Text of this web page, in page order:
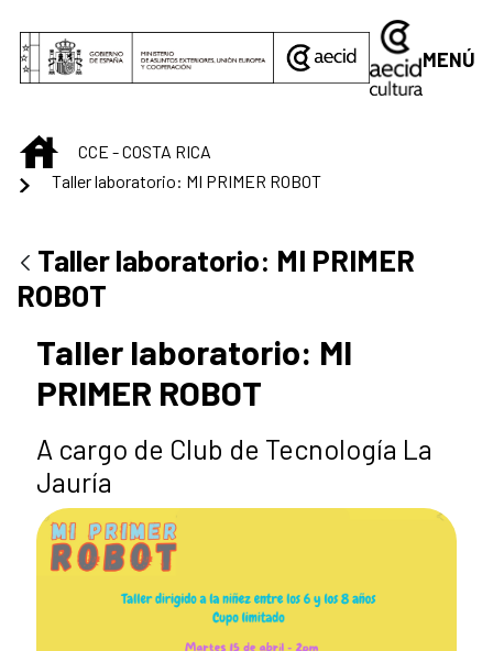
MENÚ
INICIO
CCE - COSTA RICA
Taller laboratorio: MI PRIMER ROBOT
Taller laboratorio: MI PRIMER
ROBOT
Taller laboratorio: MI
PRIMER ROBOT
A cargo de Club de Tecnología La
Jauría